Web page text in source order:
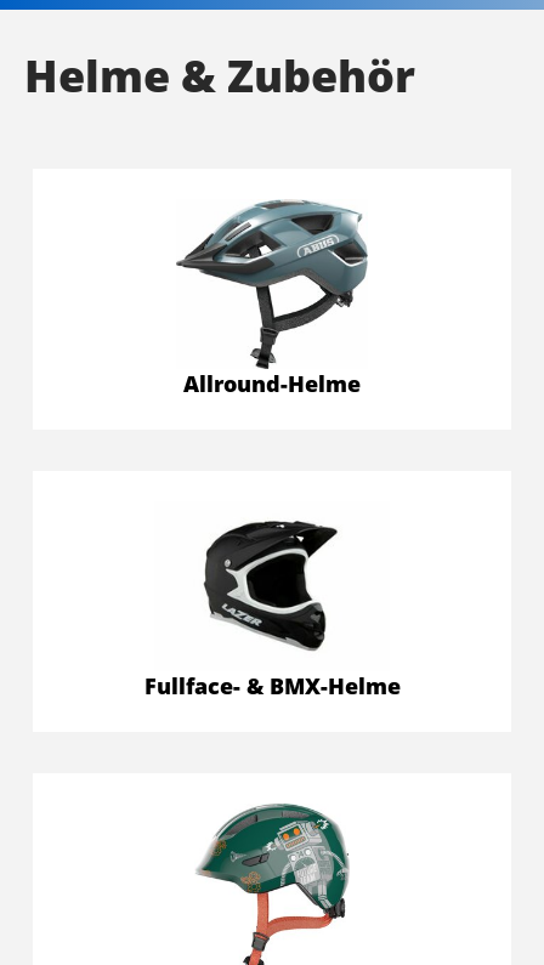
Helme & Zubehör
Allround-Helme
Fullface- & BMX-Helme